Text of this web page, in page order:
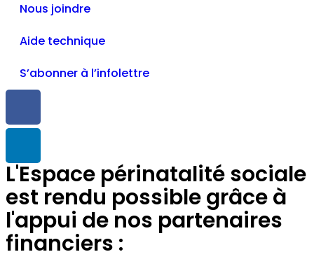
Nous joindre
Aide technique
S’abonner à l’infolettre
L'Espace périnatalité sociale
est rendu possible grâce à
l'appui de nos partenaires
financiers :